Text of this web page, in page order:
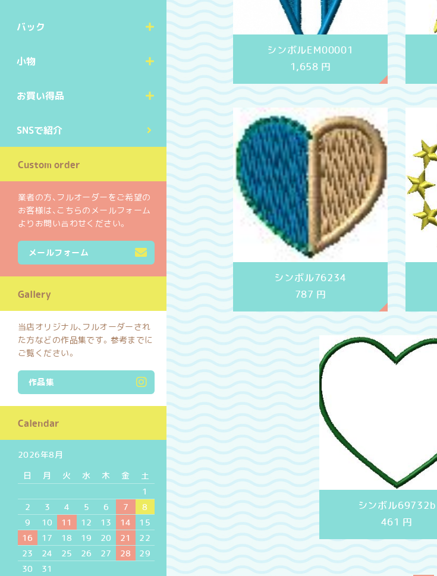
バック
小物
お買い得品
SNSで紹介
Custom order
業者の方、フルオーダーをご希望の
お客様は、こちらのメールフォーム
よりお問い合わせください。
メールフォーム
Gallery
当店オリジナル、フルオーダーされ
た方などの作品集です。参考までに
ご覧ください。
作品集
Calendar
2026年8月
日
月 火 水 木 金
土
1
2
3 4 5 6 7
8
9
10 11 12 13 14
15
16
17 18 19 20 21
22
23
24 25 26 27 28
29
30
31
シンボルEM00001
1,658 円
シンボル76234
787 円
シンボル69732b
461 円